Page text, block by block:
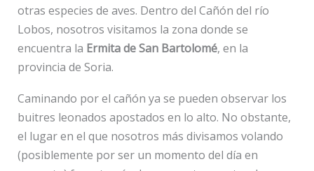
otras especies de aves. Dentro del Cañón del río
Lobos, nosotros visitamos la zona donde se
encuentra la Ermita de San Bartolomé, en la
provincia de Soria.
Caminando por el cañón ya se pueden observar los
buitres leonados apostados en lo alto. No obstante,
el lugar en el que nosotros más divisamos volando
(posiblemente por ser un momento del día en